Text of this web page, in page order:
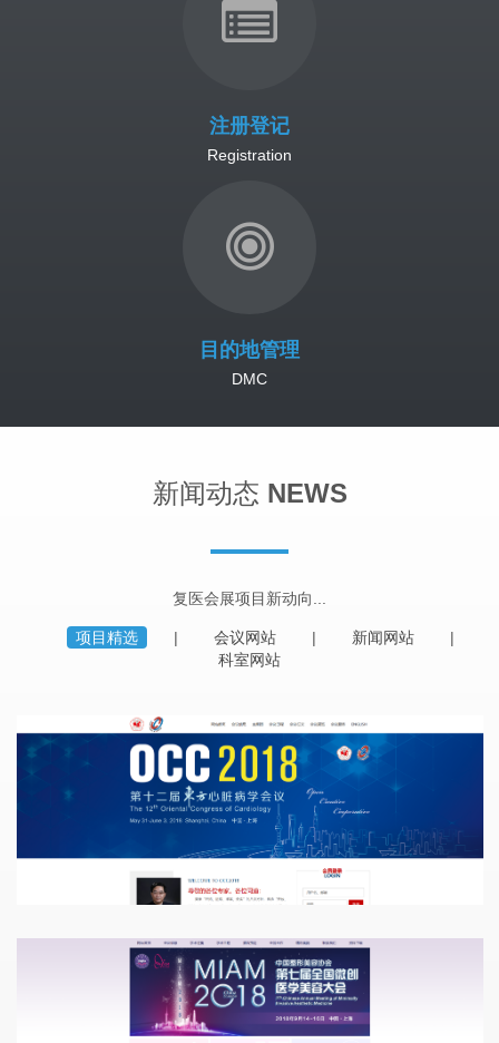
注册登记
Registration
目的地管理
DMC
新闻动态 NEWS
复医会展项目新动向...
项目精选 会议网站
新闻网站
科室网站